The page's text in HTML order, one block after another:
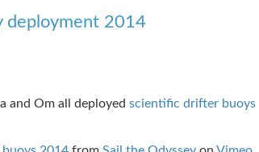
deployment 2014
and Om all deployed scientific drifter buoys